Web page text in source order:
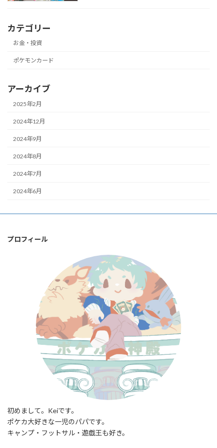
カテゴリー
お金・投資
ポケモンカード
アーカイブ
2025年2月
2024年12月
2024年9月
2024年8月
2024年7月
2024年6月
プロフィール
初めまして。Keiです。
ポケカ大好きな一児のパパです。
キャンプ・フットサル・遊戯王も好き。